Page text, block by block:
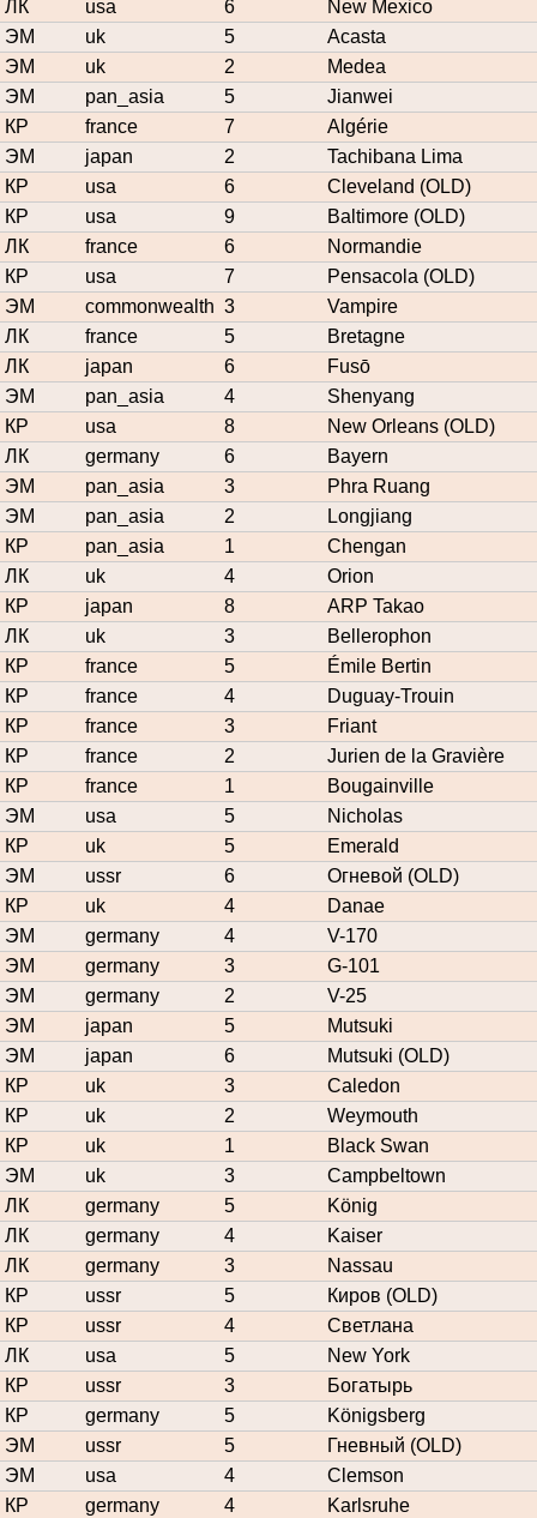
ЛК
usa 6
New Mexico
ЭМ
uk 5
Acasta
ЭМ
uk 2
Medea
ЭМ
pan_asia 5
Jianwei
КР
france 7
Algérie
ЭМ
japan 2
Tachibana Lima
КР
usa 6
Cleveland (OLD)
КР
usa 9
Baltimore (OLD)
ЛК
france 6
Normandie
КР
usa 7
Pensacola (OLD)
ЭМ
commonwealth 3
Vampire
ЛК
france 5
Bretagne
ЛК
japan 6
Fusō
ЭМ
pan_asia 4
Shenyang
КР
usa 8
New Orleans (OLD)
ЛК
germany 6
Bayern
ЭМ
pan_asia 3
Phra Ruang
ЭМ
pan_asia 2
Longjiang
КР
pan_asia 1
Chengan
ЛК
uk 4
Orion
КР
japan 8
ARP Takao
ЛК
uk 3
Bellerophon
КР
france 5
Émile Bertin
КР
france 4
Duguay-Trouin
КР
france 3
Friant
КР
france 2
Jurien de la Gravière
КР
france 1
Bougainville
ЭМ
usa 5
Nicholas
КР
uk 5
Emerald
ЭМ
ussr 6
Огневой (OLD)
КР
uk 4
Danae
ЭМ
germany 4
V-170
ЭМ
germany 3
G-101
ЭМ
germany 2
V-25
ЭМ
japan 5
Mutsuki
ЭМ
japan 6
Mutsuki (OLD)
КР
uk 3
Caledon
КР
uk 2
Weymouth
КР
uk 1
Black Swan
ЭМ
uk 3
Campbeltown
ЛК
germany 5
König
ЛК
germany 4
Kaiser
ЛК
germany 3
Nassau
КР
ussr 5
Киров (OLD)
КР
ussr 4
Светлана
ЛК
usa 5
New York
КР
ussr 3
Богатырь
КР
germany 5
Königsberg
ЭМ
ussr 5
Гневный (OLD)
ЭМ
usa 4
Clemson
КР
germany 4
Karlsruhe